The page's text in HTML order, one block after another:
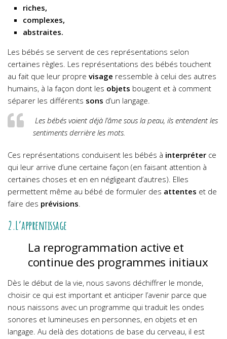
riches,
complexes,
abstraites.
Les bébés se servent de ces représentations selon
certaines règles. Les représentations des bébés touchent
au fait que leur propre visage ressemble à celui des autres
humains, à la façon dont les objets bougent et à comment
séparer les différents sons d’un langage.
Les bébés voient déjà l’âme sous la peau, ils entendent les
sentiments derrière les mots.
Ces représentations conduisent les bébés à interpréter ce
qui leur arrive d’une certaine façon (en faisant attention à
certaines choses et en en négligeant d’autres). Elles
permettent même au bébé de formuler des attentes et de
faire des prévisions
2.L’apprentissage
La reprogrammation active et
continue des programmes initiaux
Dès le début de la vie, nous savons déchiffrer le monde,
choisir ce qui est important et anticiper l’avenir parce que
nous naissons avec un programme qui traduit les ondes
sonores et lumineuses en personnes, en objets et en
langage. Au delà des dotations de base du cerveau, il est